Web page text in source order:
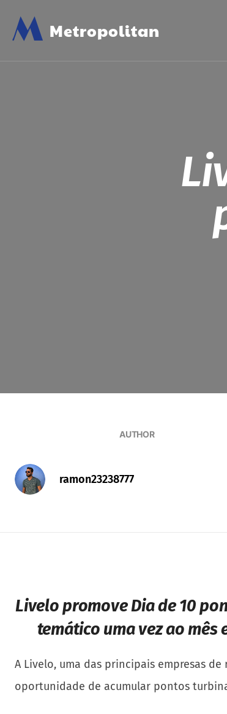
M Metropolitan
AUTHOR
ramon23238777
Livelo promove Dia de 10
temático uma vez ao mês
A Livelo, uma das principais empresas
oportunidade de acumular pontos